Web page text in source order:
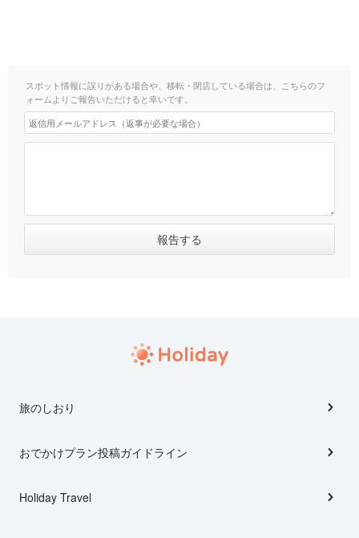
スポット情報に誤りがある場合や、移転・閉店している場合は、こちらのフ
ォームよりご報告いただけると幸いです。
旅のしおり
おでかけプラン投稿ガイドライン
Holiday Travel